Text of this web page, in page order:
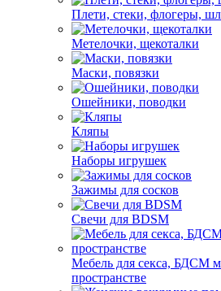
Плети, стеки, флогеры,
Метелочки, щекоталки
Маски, повязки
Ошейники, поводки
Кляпы
Наборы игрушек
Зажимы для сосков
Свечи для BDSM
Мебель для секса, БДСМ
пространстве